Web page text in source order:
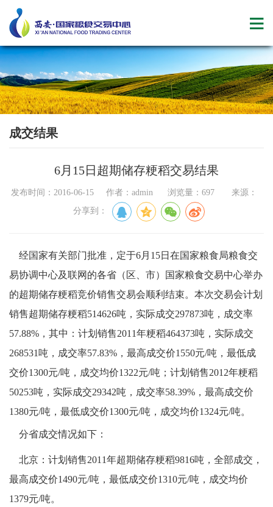
成交结果
6月15日超期储存粳稻交易结果
发布时间：2016-06-15 作者：admin 浏览量：697 来源：
分享到：
经国家有关部门批准，定于6月15日在国家粮食局粮食交
易协调中心及联网的各省（区、市）国家粮食交易中心举办
的超期储存粳稻竞价销售交易会顺利结束。本次交易会计划
销售超期储存粳稻514626吨，实际成交297873吨，成交率
57.88%，其中：计划销售2011年粳稻464373吨，实际成交
268531吨，成交率57.83%，最高成交价1550元/吨，最低成
交价1300元/吨，成交均价1322元/吨；计划销售2012年粳稻
50253吨，实际成交29342吨，成交率58.39%，最高成交价
1380元/吨，最低成交价1300元/吨，成交均价1324元/吨。
分省成交情况如下：
北京：计划销售2011年超期储存粳稻9816吨，全部成交，
最高成交价1490元/吨，最低成交价1310元/吨，成交均价
1379元/吨。